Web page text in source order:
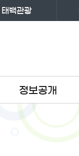
태백관광
정보공개